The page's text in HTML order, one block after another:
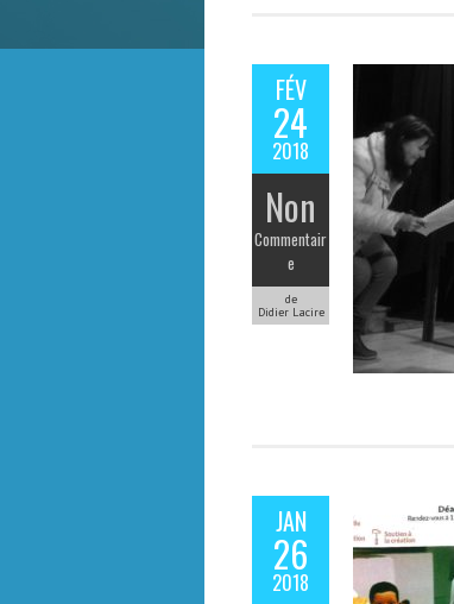
FÉV
24
2018
Non
Commentair
e
de
Didier Lacire
JAN
26
2018